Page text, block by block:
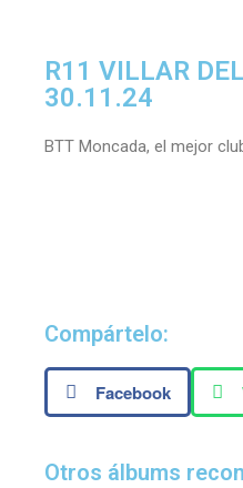
R11 VILLAR
30.11.24
BTT Moncada, el mejor
Compártelo:
Facebook
Otros álbums